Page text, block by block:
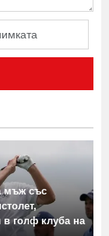
мъж със
в голф клуба на